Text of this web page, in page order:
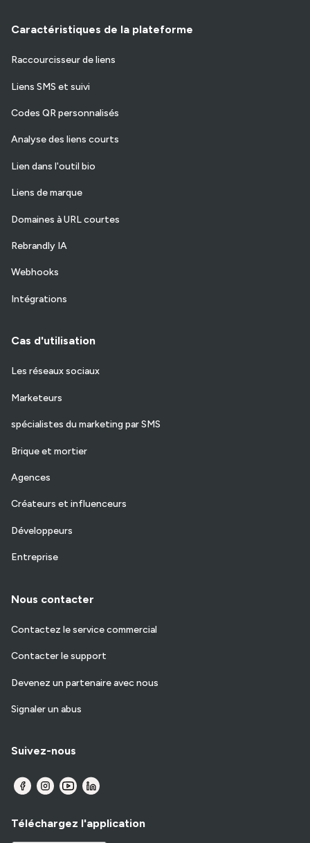
Caractéristiques de la plateforme
Raccourcisseur de liens
Liens SMS et suivi
Codes QR personnalisés
Analyse des liens courts
Lien dans l'outil bio
Liens de marque
Domaines à URL courtes
Rebrandly IA
Webhooks
Intégrations
Cas d'utilisation
Les réseaux sociaux
Marketeurs
spécialistes du marketing par SMS
Brique et mortier
Agences
Créateurs et influenceurs
Développeurs
Entreprise
Nous contacter
Contactez le service commercial
Contacter le support
Devenez un partenaire avec nous
Signaler un abus
Suivez-nous
Téléchargez l'application